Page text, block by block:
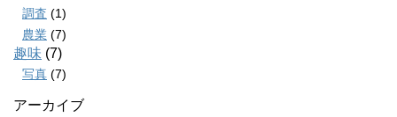
調査 (1)
農業 (7)
趣味 (7)
写真 (7)
アーカイブ